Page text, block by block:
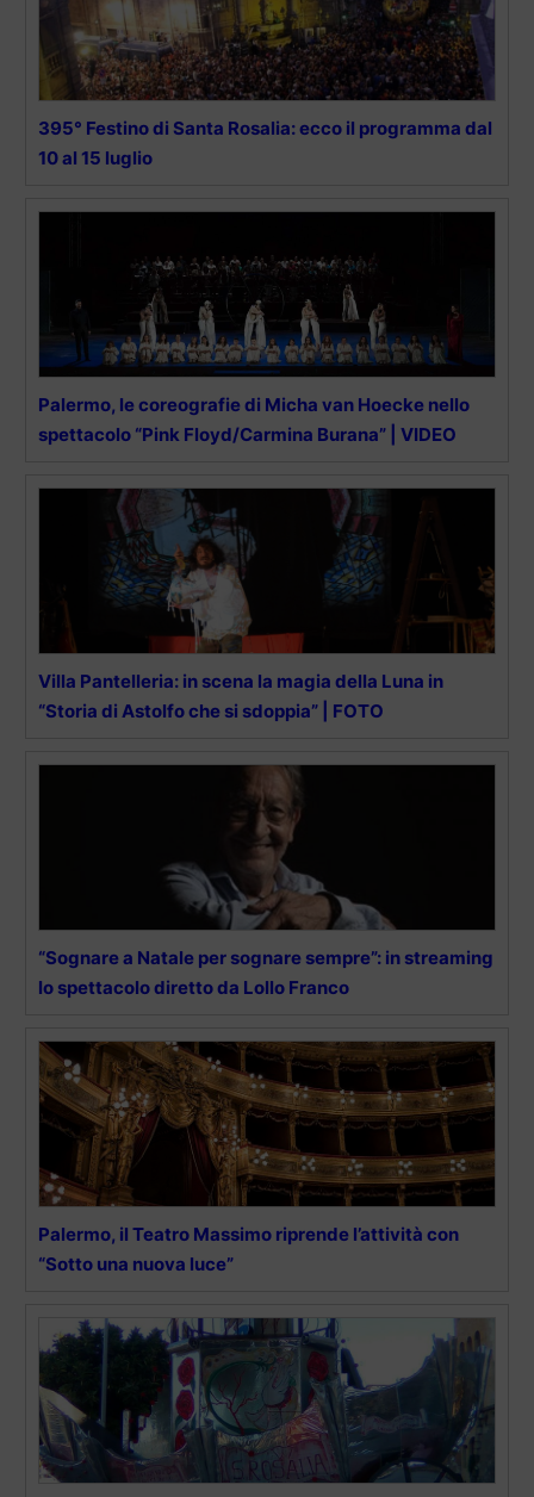
395° Festino di Santa Rosalia: ecco il programma dal
10 al 15 luglio
Palermo, le coreografie di Micha van Hoecke nello
spettacolo “Pink Floyd/Carmina Burana” | VIDEO
Villa Pantelleria: in scena la magia della Luna in
“Storia di Astolfo che si sdoppia” | FOTO
“Sognare a Natale per sognare sempre”: in streaming
lo spettacolo diretto da Lollo Franco
Palermo, il Teatro Massimo riprende l’attività con
“Sotto una nuova luce”